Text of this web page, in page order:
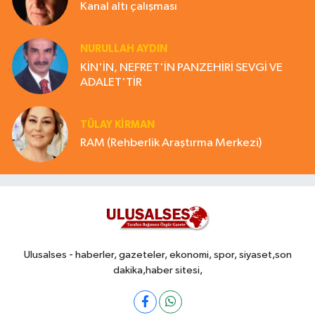
Kanal altı çalışması
NURULLAH AYDIN
KİN'İN, NEFRET'İN PANZEHİRİ SEVGİ VE
ADALET'TİR
TÜLAY KİRMAN
RAM (Rehberlik Araştırma Merkezi)
Ulusalses - haberler, gazeteler, ekonomi, spor, siyaset,son
dakika,haber sitesi,